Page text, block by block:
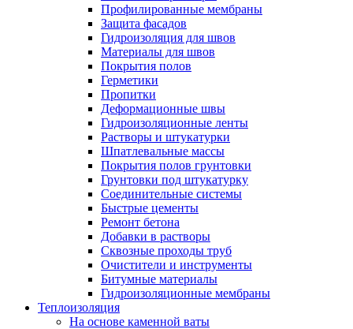
Профилированные мембраны
Защита фасадов
Гидроизоляция для швов
Материалы для швов
Покрытия полов
Герметики
Пропитки
Деформационные швы
Гидроизоляционные ленты
Растворы и штукатурки
Шпатлевальные массы
Покрытия полов грунтовки
Грунтовки под штукатурку
Соединительные системы
Быстрые цементы
Ремонт бетона
Добавки в растворы
Сквозные проходы труб
Очистители и инструменты
Битумные материалы
Гидроизоляционные мембраны
Теплоизоляция
На основе каменной ваты